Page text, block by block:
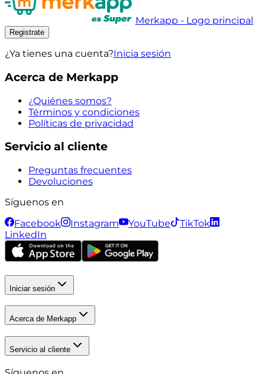
Merkapp - Logo principal
Registrate
¿Ya tienes una cuenta?Inicia sesión
Acerca de Merkapp
¿Quiénes somos?
Términos y condiciones
Políticas de privacidad
Servicio al cliente
Preguntas frecuentes
Devoluciones
Síguenos en
Facebook
Instagram YouTube
TikTok
LinkedIn
Iniciar sesión
Acerca de Merkapp
Servicio al cliente